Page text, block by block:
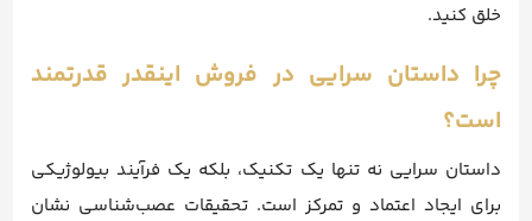
خلق کنید.
چرا داستان‌ سرایی در فروش اینقدر قدرتمند
است؟
داستان‌ سرایی نه تنها یک تکنیک، بلکه یک فرآیند بیولوژیکی
برای ایجاد اعتماد و تمرکز است. تحقیقات عصب‌شناسی نشان